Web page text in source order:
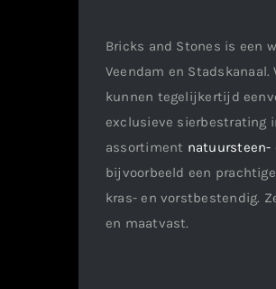
Bricks and Stones is een
Veendam en
kunnen tegelijkertijd
exclusieve sierbestrating
assortiment natuursteen-
bijvoorbeeld een
kras- en vorstbestendig.
en maatvast.